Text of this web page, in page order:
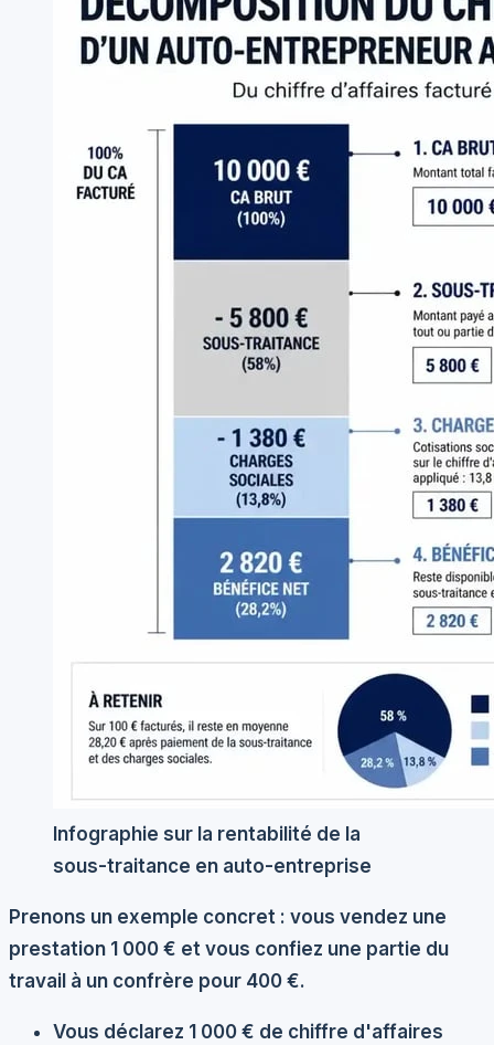
Infographie sur la rentabilité de la
sous-traitance en auto-entreprise
Prenons un exemple concret : vous vendez une
prestation 1 000 € et vous confiez une partie du
travail à un confrère pour 400 €.
Vous déclarez 1 000 € de chiffre d'affaires